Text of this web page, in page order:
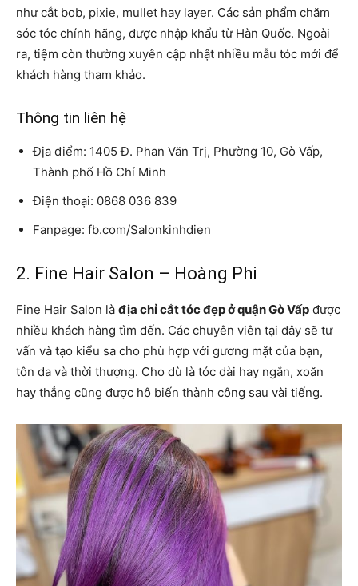
như cắt bob, pixie, mullet hay layer. Các sản phẩm chăm
sóc tóc chính hãng, được nhập khẩu từ Hàn Quốc. Ngoài
ra, tiệm còn thường xuyên cập nhật nhiều mẫu tóc mới để
khách hàng tham khảo.
Thông tin liên hệ
Địa điểm: 1405 Đ. Phan Văn Trị, Phường 10, Gò Vấp,
Thành phố Hồ Chí Minh
Điện thoại: 0868 036 839
Fanpage: fb.com/Salonkinhdien
2. Fine Hair Salon – Hoàng Phi
Fine Hair Salon là địa chỉ cắt tóc đẹp ở quận Gò Vấp được
nhiều khách hàng tìm đến. Các chuyên viên tại đây sẽ tư
vấn và tạo kiểu sa cho phù hợp với gương mặt của bạn,
tôn da và thời thượng. Cho dù là tóc dài hay ngắn, xoăn
hay thẳng cũng được hô biến thành công sau vài tiếng.